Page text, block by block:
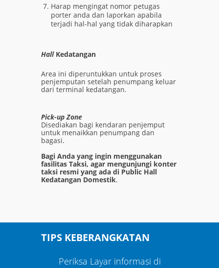
Harap mengingat nomor petugas
porter anda dan laporkan apabila
terjadi hal-hal yang tidak diharapkan
Hall Kedatangan
Area ini diperuntukkan untuk proses
penjemputan setelah penumpang keluar
dari terminal kedatangan.
Pick-up Zone
Disediakan bagi kendaran penjemput
untuk menaikkan penumpang dan
bagasi.
Bagi Anda yang ingin menggunakan
fasilitas Taksi, agar mengunjungi konter
taksi resmi yang ada di Public Hall
Kedatangan Domestik.
TIPS KEBERANGKATAN
Periksa Layar informasi di